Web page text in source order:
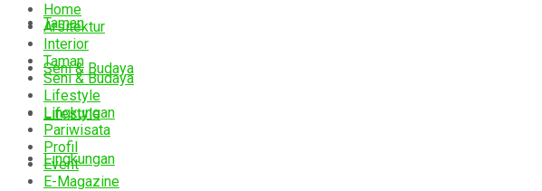
Taman
Seni & Budaya
Lifestyle
Lingkungan
Home
Arsitektur
Interior
Taman
Seni & Budaya
Lifestyle
Lingkungan
Pariwisata
Profil
Event
E-Magazine